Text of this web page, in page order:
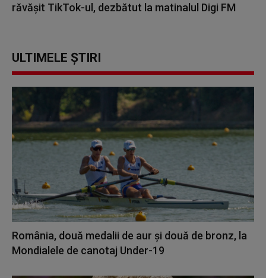
răvășit TikTok-ul, dezbătut la matinalul Digi FM
ULTIMELE ȘTIRI
România, două medalii de aur și două de bronz, la
Mondialele de canotaj Under-19